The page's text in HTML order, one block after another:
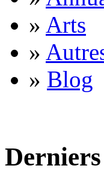
» Arts
»
» Blog